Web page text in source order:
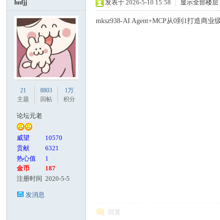
hnfjj
21
主题
8803
回帖
1万
积分
论坛元老
威望
10570
贡献
6321
热心值
1
金币
187
注册时间 2020-5-5
发消息
发表于 2026-5-10 15:58 | 显示全部楼层
mksz938-AI Agent+MCP从0到1打造商业
回复